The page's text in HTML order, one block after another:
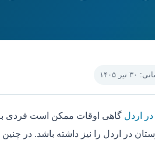
۱۴۰۵
در اردل گاهی اوقات ممکن است فردی
در اردل را نیز داشته باشد. در